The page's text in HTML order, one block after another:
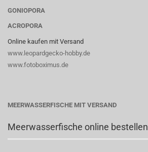
GONIOPORA
ACROPORA
Online kaufen mit Versand
www.leopardgecko-hobby.de
www.fotoboximus.de
MEERWASSERFISCHE MIT VERSAND
Meerwasserfische online bestellen